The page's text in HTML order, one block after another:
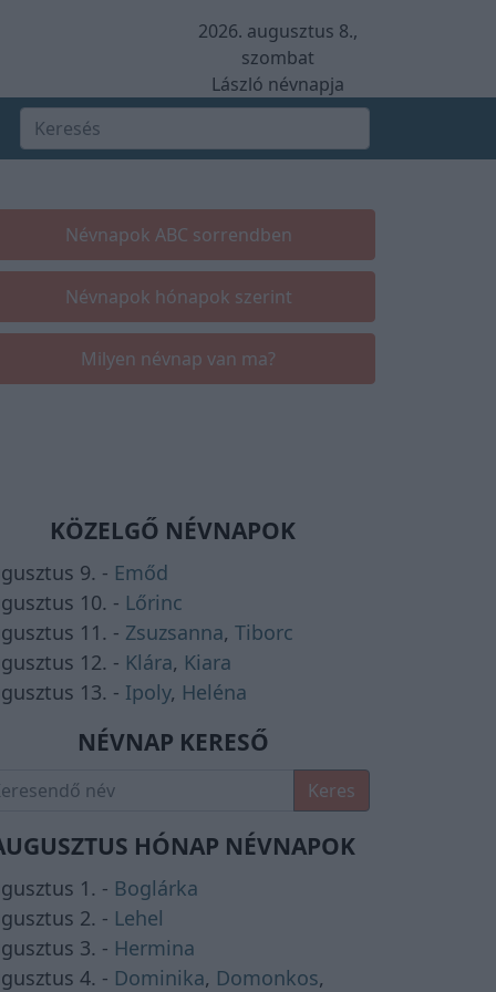
2026. augusztus 8.,
szombat
László névnapja
Névnapok ABC sorrendben
Névnapok hónapok szerint
Milyen névnap van ma?
KÖZELGŐ NÉVNAPOK
9. - Emőd
10. - Lőrinc
11. - Zsuzsanna, Tiborc
12. - Klára, Kiara
13. - Ipoly, Heléna
NÉVNAP KERESŐ
Keres
HÓNAP NÉVNAPOK
1. - Boglárka
2. - Lehel
3. - Hermina
4. - Dominika, Domonkos,